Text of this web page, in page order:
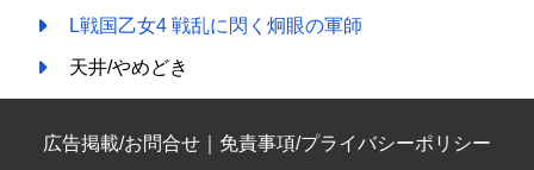
L戦国乙女4 戦乱に閃く炯眼の軍師
天井/やめどき
広告掲載/お問合せ ｜ 免責事項/プライバシーポリシー